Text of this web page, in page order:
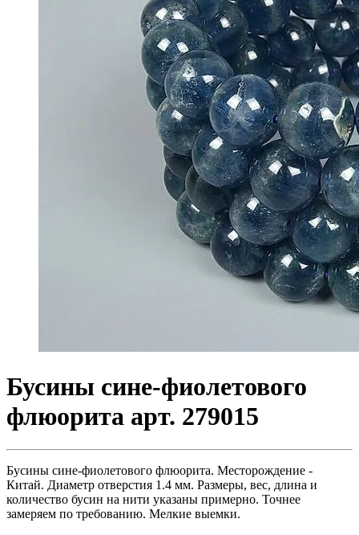
Бусины сине-фиолетового
флюорита арт. 279015
Бусины сине-фиолетового флюорита. Месторождение -
Китай. Диаметр отверстия 1.4 мм. Размеры, вес, длина и
количество бусин на нити указаны примерно. Точнее
замеряем по требованию. Мелкие выемки.